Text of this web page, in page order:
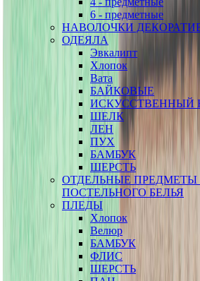
6 - предметные
НАВОЛОЧКИ
ОДЕЯЛА
Эвкалипт
Хлопок
Вата
БАЙКОВЫЕ
ИСКУССТВЕННЫЙ
ШЕЛК
ЛЕН
ПУХ
БАМБУК
ШЕРСТЬ
ОТДЕЛЬНЫЕ
ПОСТЕЛЬНОГО БЕЛЬЯ
ПЛЕДЫ
Хлопок
Велюр
БАМБУК
ФЛИС
ШЕРСТЬ